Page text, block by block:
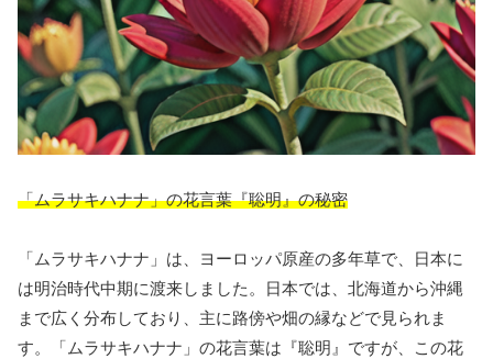
「ムラサキハナナ」の花言葉『聡明』の秘密
「ムラサキハナナ」は、ヨーロッパ原産の多年草で、日本に
は明治時代中期に渡来しました。日本では、北海道から沖縄
まで広く分布しており、主に路傍や畑の縁などで見られま
す。「ムラサキハナナ」の花言葉は『聡明』ですが、この花